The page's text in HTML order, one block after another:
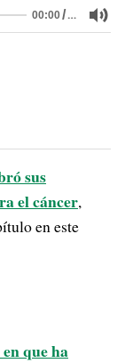
00:00/…
sus
el cáncer,
en este
que ha